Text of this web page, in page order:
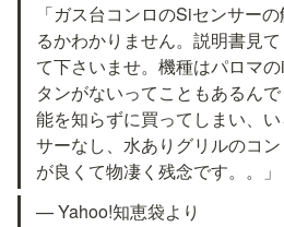
「ガス台コンロのSiセンサー
るかわかりません。説明書見
て下さいませ。機種はパロマ
タンがないってこともあるん
能を知らずに買ってしまい、
サーなし、水ありグリルのコ
が良くて物凄く残念です。。」
— Yahoo!知恵袋より